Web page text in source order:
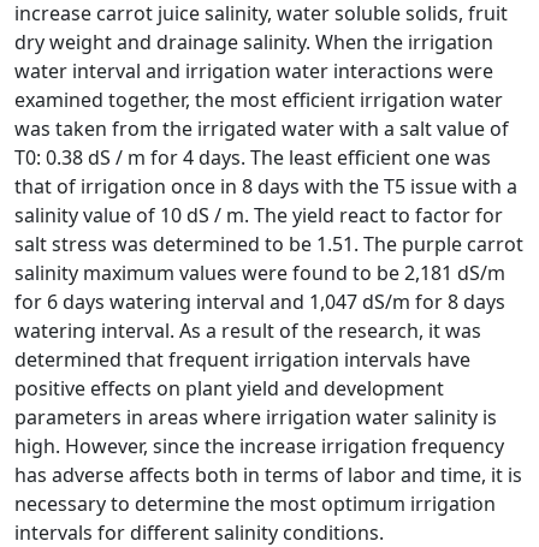
increase carrot juice salinity, water soluble solids, fruit
dry weight and drainage salinity. When the irrigation
water interval and irrigation water interactions were
examined together, the most efficient irrigation water
was taken from the irrigated water with a salt value of
T0: 0.38 dS / m for 4 days. The least efficient one was
that of irrigation once in 8 days with the T5 issue with a
salinity value of 10 dS / m. The yield react to factor for
salt stress was determined to be 1.51. The purple carrot
salinity maximum values were found to be 2,181 dS/m
for 6 days watering interval and 1,047 dS/m for 8 days
watering interval. As a result of the research, it was
determined that frequent irrigation intervals have
positive effects on plant yield and development
parameters in areas where irrigation water salinity is
high. However, since the increase irrigation frequency
has adverse affects both in terms of labor and time, it is
necessary to determine the most optimum irrigation
intervals for different salinity conditions.